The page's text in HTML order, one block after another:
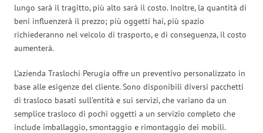
lungo sarà il tragitto, più alto sarà il costo. Inoltre, la quantità di
beni influenzerà il prezzo; più oggetti hai, più spazio
richiederanno nel veicolo di trasporto, e di conseguenza, il costo
aumenterà.
L’azienda Traslochi Perugia offre un preventivo personalizzato in
base alle esigenze del cliente. Sono disponibili diversi pacchetti
di trasloco basati sull’entità e sui servizi, che variano da un
semplice trasloco di pochi oggetti a un servizio completo che
include imballaggio, smontaggio e rimontaggio dei mobili.